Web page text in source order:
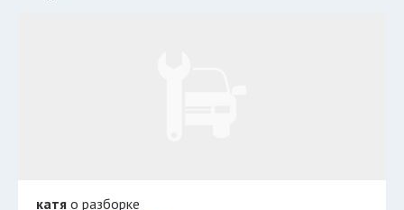
катя о разборке